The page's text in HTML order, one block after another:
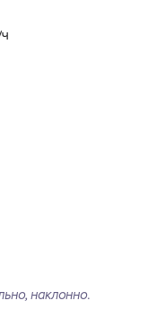
время.
наклонно.